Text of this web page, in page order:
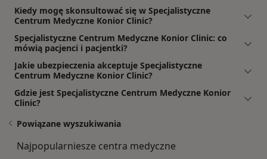
Kiedy mogę skonsultować się w Specjalistyczne
Centrum Medyczne Konior Clinic?
Specjalistyczne Centrum Medyczne Konior Clinic: co
mówią pacjenci i pacjentki?
Jakie ubezpieczenia akceptuje Specjalistyczne
Centrum Medyczne Konior Clinic?
Gdzie jest Specjalistyczne Centrum Medyczne Konior
Clinic?
Powiązane wyszukiwania
Najpopularniesze centra medyczne